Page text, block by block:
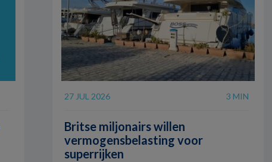
27 JUL 2026 3 MIN
Britse miljonairs willen
vermogensbelasting voor
superrijken